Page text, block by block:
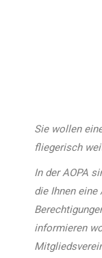
Sie wollen
fliegerisch
In der AOPA
die Ihnen eine
informieren